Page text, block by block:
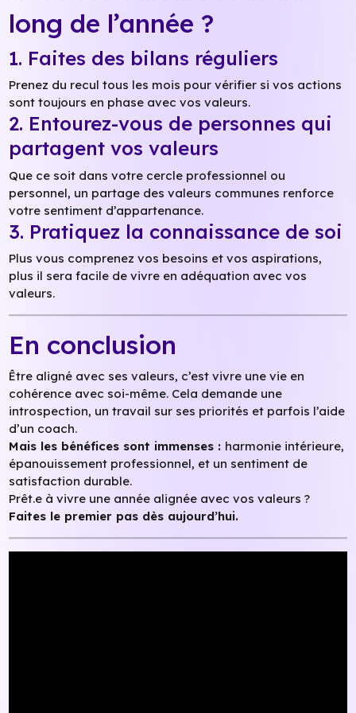
long de l’année ?
1. Faites des bilans réguliers
Prenez du recul tous les mois pour vérifier si vos actions
sont toujours en phase avec vos valeurs.
2. Entourez-vous de personnes qui
partagent vos valeurs
Que ce soit dans votre cercle professionnel ou
personnel, un partage des valeurs communes renforce
votre sentiment d’appartenance.
3. Pratiquez la connaissance de soi
Plus vous comprenez vos besoins et vos aspirations,
plus il sera facile de vivre en adéquation avec vos
valeurs.
En conclusion
Être aligné avec ses valeurs, c’est vivre une vie en
cohérence avec soi-même. Cela demande une
introspection, un travail sur ses priorités et parfois l’aide
d’un coach.
Mais les bénéfices sont immenses : harmonie intérieure,
épanouissement professionnel, et un sentiment de
satisfaction durable.
Prêt.e à vivre une année alignée avec vos valeurs ?
Faites le premier pas dès aujourd’hui.